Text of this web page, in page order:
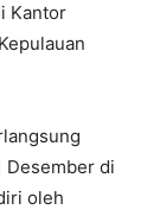
Kantor
Desember di
oleh